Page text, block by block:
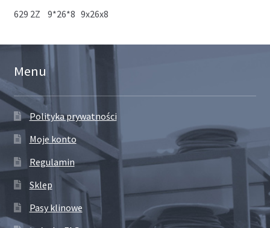
629 2Z 9*26*8 9x26x8
Menu
Polityka prywatności
Moje konto
Regulamin
Sklep
Pasy klinowe